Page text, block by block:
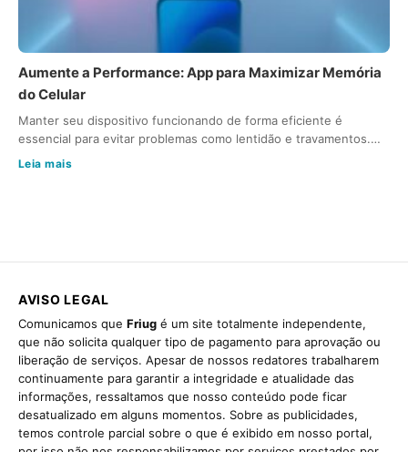
Aumente a Performance: App para Maximizar Memória
do Celular
Manter seu dispositivo funcionando de forma eficiente é
essencial para evitar problemas como lentidão e travamentos.…
Leia mais
AVISO LEGAL
Comunicamos que Friug é um site totalmente independente,
que não solicita qualquer tipo de pagamento para aprovação ou
liberação de serviços. Apesar de nossos redatores trabalharem
continuamente para garantir a integridade e atualidade das
informações, ressaltamos que nosso conteúdo pode ficar
desatualizado em alguns momentos. Sobre as publicidades,
temos controle parcial sobre o que é exibido em nosso portal,